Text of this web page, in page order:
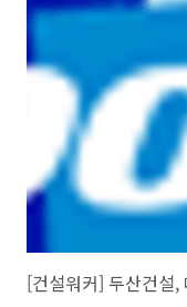
현대종합설계 정림건축종
무소 종합건축사사무소
축) 공간종합건축사사무소
어링 현대엔지니어링 도
공단 한국종합기술 삼안
[건설워커] 두산건설